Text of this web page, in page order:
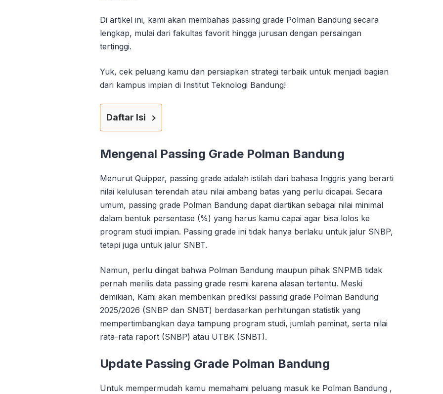
Di artikel ini, kami akan membahas passing grade Polman Bandung secara
lengkap, mulai dari fakultas favorit hingga jurusan dengan persaingan
tertinggi.
Yuk, cek peluang kamu dan persiapkan strategi terbaik untuk menjadi bagian
dari kampus impian di Institut Teknologi Bandung!
Daftar Isi
Mengenal Passing Grade Polman Bandung
Menurut Quipper, passing grade adalah istilah dari bahasa Inggris yang berarti
nilai kelulusan terendah atau nilai ambang batas yang perlu dicapai. Secara
umum, passing grade Polman Bandung dapat diartikan sebagai nilai minimal
dalam bentuk persentase (%) yang harus kamu capai agar bisa lolos ke
program studi impian. Passing grade ini tidak hanya berlaku untuk jalur SNBP,
tetapi juga untuk jalur SNBT.
Namun, perlu diingat bahwa Polman Bandung maupun pihak SNPMB tidak
pernah merilis data passing grade resmi karena alasan tertentu. Meski
demikian, Kami akan memberikan prediksi passing grade Polman Bandung
2025/2026 (SNBP dan SNBT) berdasarkan perhitungan statistik yang
mempertimbangkan daya tampung program studi, jumlah peminat, serta nilai
rata-rata raport (SNBP) atau UTBK (SNBT).
Update Passing Grade Polman Bandung
Untuk mempermudah kamu memahami peluang masuk ke Polman Bandung ,